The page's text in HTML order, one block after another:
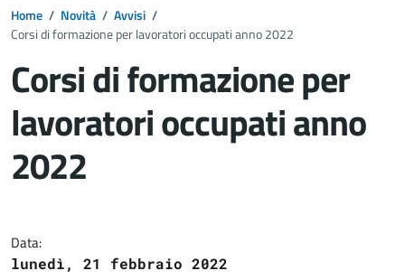
Home / Novità / Avvisi /
Corsi di formazione per lavoratori occupati anno 2022
Corsi di formazione per
lavoratori occupati anno
2022
Data:
lunedì, 21 febbraio 2022